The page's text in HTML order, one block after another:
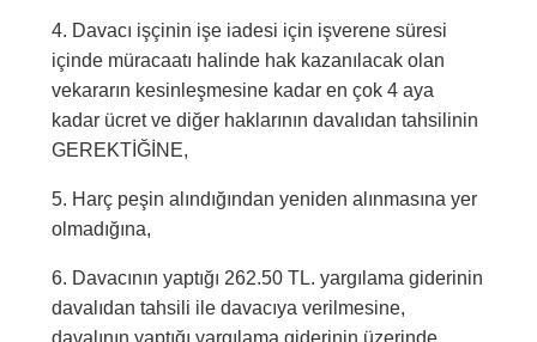
4. Davacı işçinin işe iadesi için işverene süresi
içinde müracaatı halinde hak kazanılacak olan
vekararın kesinleşmesine kadar en çok 4 aya
kadar ücret ve diğer haklarının davalıdan tahsilinin
GEREKTİĞİNE,
5. Harç peşin alındığından yeniden alınmasına yer
olmadığına,
6. Davacının yaptığı 262.50 TL. yargılama giderinin
davalıdan tahsili ile davacıya verilmesine,
davalının yaptığı yargılama giderinin üzerinde